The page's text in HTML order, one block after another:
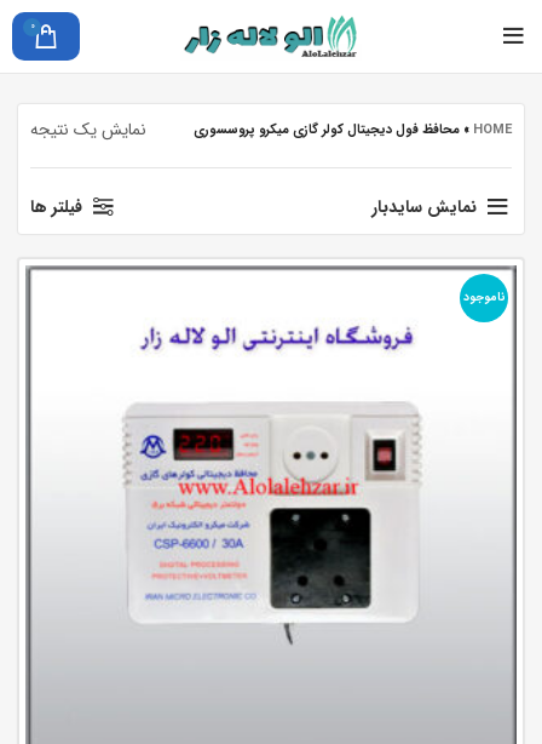
0
HOME
» محافظ فول دیجیتال کولر گازی میکرو پروسسوری نمایش یک نتیجه
نمایش سایدبار فیلتر ها
ناموجود